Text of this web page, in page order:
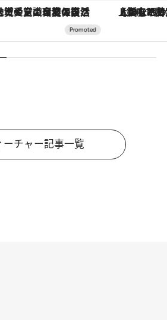
デートから、特別な名入れギフトまで。大人のための「ReFa GINZA」クルーズ
ーチャー記事一覧